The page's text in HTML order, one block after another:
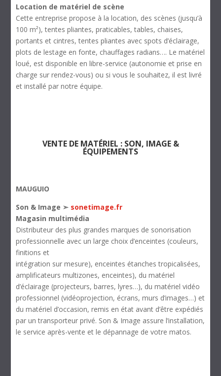
Location de matériel de scène
Cette entreprise propose à la location, des scènes (jusqu’à
100 m²), tentes pliantes, praticables, tables, chaises,
portants et cintres, tentes pliantes avec spots d’éclairage,
plots de lestage en fonte, chauffages radians…. Le matériel
loué, est disponible en libre-service (autonomie et prise en
charge sur rendez-vous) ou si vous le souhaitez, il est livré
et installé par notre équipe.
VENTE DE MATÉRIEL : SON, IMAGE &
ÉQUIPEMENTS
MAUGUIO
Son & Image ➣ sonetimage.fr
Magasin multimédia
Distributeur des plus grandes marques de sonorisation
professionnelle avec un large choix d’enceintes (couleurs,
finitions et
intégration sur mesure), enceintes étanches tropicalisées,
amplificateurs multizones, enceintes), du matériel
d’éclairage (projecteurs, barres, lyres…), du matériel vidéo
professionnel (vidéoprojection, écrans, murs d’images…) et
du matériel d’occasion, remis en état avant d’être expédiés
par un transporteur privé. Son & Image assure l’installation,
le service après-vente et le dépannage de votre matos.